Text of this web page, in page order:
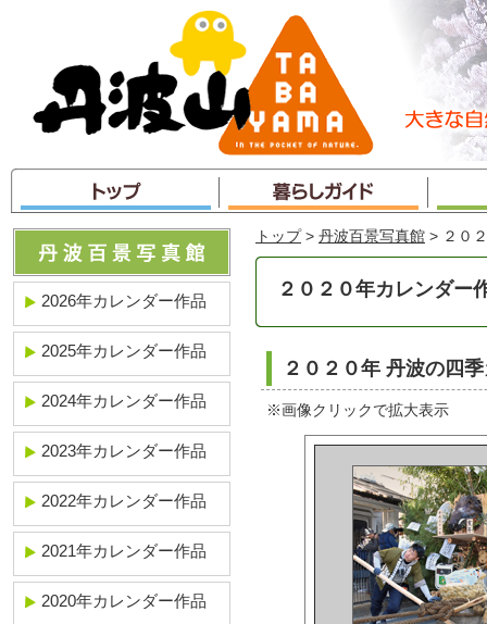
ャ
ン
プ
トップ > 丹波百景写真館 > ２０
２０２０年カレンダー
２０２０年 丹波の四
※画像クリックで拡大表示
2026年カレンダー作品
2025年カレンダー作品
2024年カレンダー作品
2023年カレンダー作品
2022年カレンダー作品
2021年カレンダー作品
2020年カレンダー作品